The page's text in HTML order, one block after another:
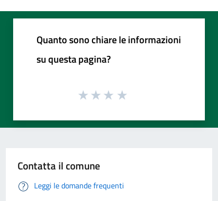
Quanto sono chiare le informazioni
su questa pagina?
Contatta il comune
Leggi le domande frequenti